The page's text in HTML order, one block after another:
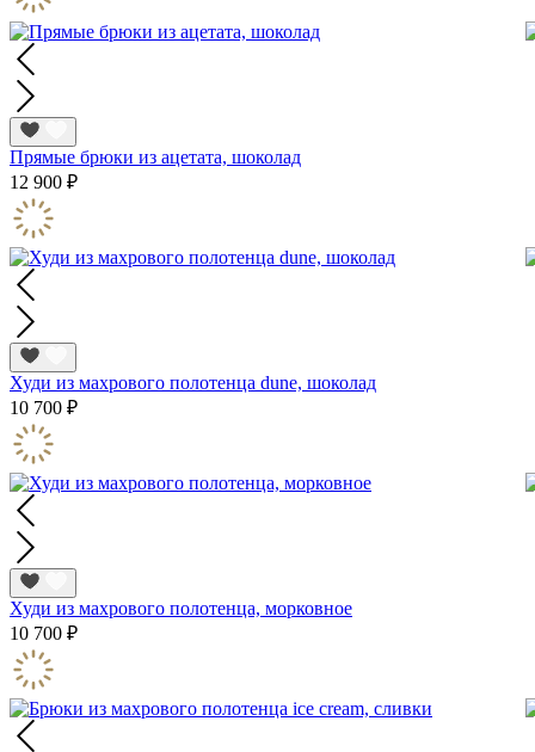
Прямые брюки из ацетата, шоколад
12 900 ₽
Худи из махрового полотенца dune, шоколад
10 700 ₽
Худи из махрового полотенца, морковное
10 700 ₽